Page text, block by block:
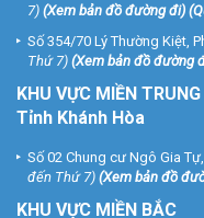
7) (Xem bản đồ đường đi)
Số 354/70 Lý Thường Kiệt,
Thứ 7) (Xem bản đồ đường
KHU VỰC MIỀN TRUNG
Tỉnh Khánh Hòa
Số 02 Chung cư Ngô Gia
đến Thứ 7) (Xem bản đồ
KHU VỰC MIỀN BẮC